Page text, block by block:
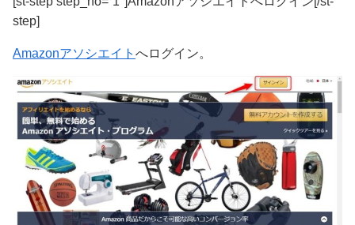
step]
Amazonアソシエイト へログイン。